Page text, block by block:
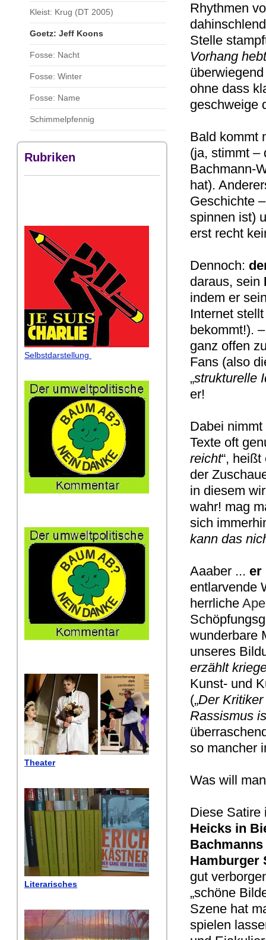
Kleist: Krug (DT 2005)
Goetz: Jeff Koons
Fosse: Nacht
Fosse: Winter
Fosse: Name
Schimmelpfennig
Rubriken
Selbstdarstellung
Theater
Literarisches
Rhythmen
Stelle
Vorhang
ohne dass
geschweige
Bald kommt
(ja, stimmt –
Bachmann-
hat).
Geschichte
spinnen ist)
erst recht
Dennoch:
daraus, sein
indem er
Internet
bekommt!).
ganz offen
Fans (also
„strukturelle
er!
Dabei
Texte oft
reicht“, heißt
der
in diesem
wahr! mag
sich
kann das
Aaaber ... er
entlarvende
herrliche
wunderbare
unseres
erzählt
Kunst- und
(„Der
Rassismus
so mancher
Was will
Diese Satire
Heicks in
Bachmanns
Hamburger
gut
„schöne
Szene hat
spielen